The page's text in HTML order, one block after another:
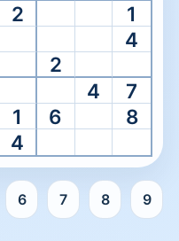
2
1
4
2
4
7
1 6
8
4
6 7 8 9